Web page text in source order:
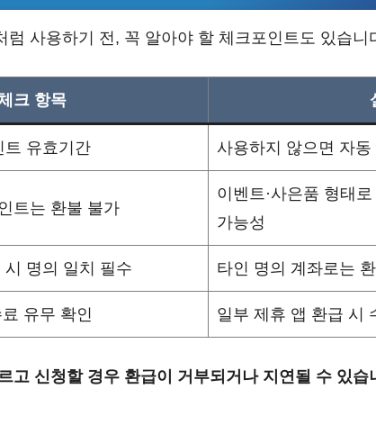
럼 사용하기 전, 꼭 알아야 할 체크포인트도 있습니
크 항목
트 유효기간 사용하지 않으면 자
트는 환불 불가
이벤트·사은품 형태
가능성
시 명의 일치 필수 타인 명의 계좌로는
유무 확인 일부 제휴 앱 환급 시
고 신청할 경우 환급이 거부되거나 지연될 수 있습